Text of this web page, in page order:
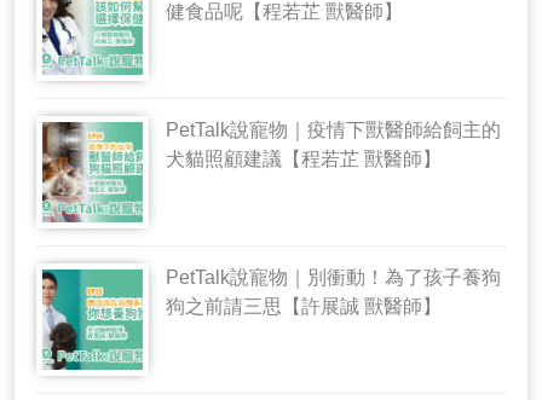
健食品呢【程若芷 獸醫師】
PetTalk說寵物｜疫情下獸醫師給飼主的
犬貓照顧建議【程若芷 獸醫師】
PetTalk說寵物｜別衝動！為了孩子養狗
狗之前請三思【許展誠 獸醫師】